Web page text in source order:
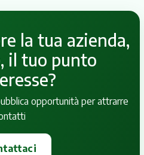
la tua azienda,
il tuo punto
opportunità per attrarre